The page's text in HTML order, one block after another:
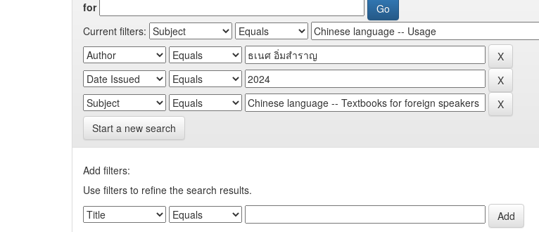
for
Current filters:
Start a new search
Add filters:
Use filters to refine the search results.